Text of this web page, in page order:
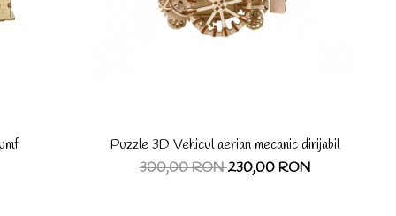
Puzzle 3D Vehicul aerian mecanic dirijabil
300,00 RON230,00 RON